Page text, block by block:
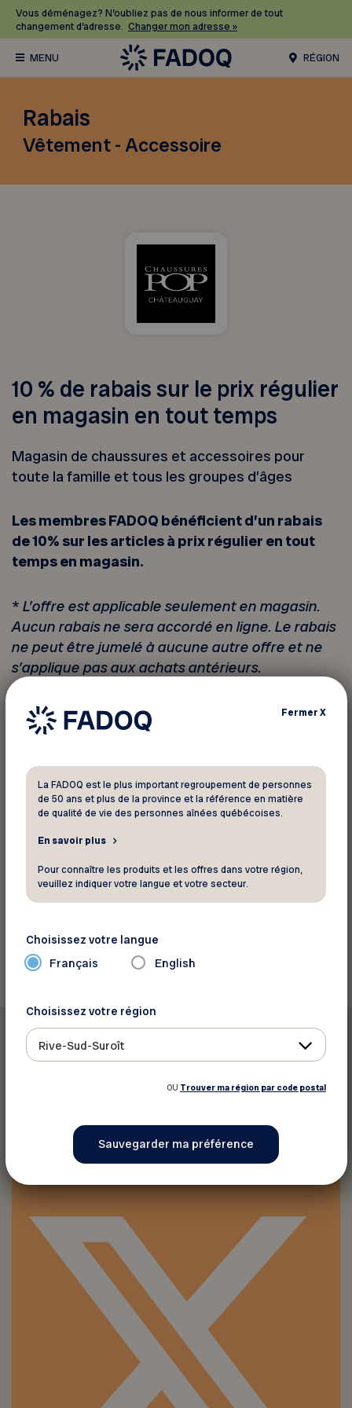
Vous déménagez? N’oubliez pas de nous informer de tout
changement d’adresse. Changer mon adresse »
RÉGION
Rabais
Vêtement - Accessoire
10 % de rabais sur le prix régulier
en magasin en tout temps
Magasin de chaussures et accessoires pour
toute la famille et tous les groupes d’âges
Les membres FADOQ bénéficient d’un rabais
de 10% sur les articles à prix régulier en tout
temps en magasin.
*L’offre est applicable seulement en magasin.
Aucun rabais ne sera accordé en ligne. Le rabais
ne peut être jumelé à aucune autre offre et ne
s’applique pas aux achats antérieurs.
Pour informations
Chaussures Pop Châteauguay
238 boulevard Saint-Jean-Baptiste
Châteauguay Québec J6K 3C1
Téléphone :450 844-3212
Voir la carte
Partager sur :
FermerX
La FADOQ est le plus important regroupement de personnes
de 50 ans et plus de la province et la référence en matière
de qualité de vie des personnes aînées québécoises.
En savoir plus
Pour connaître les produits et les offres dans votre région,
veuillez indiquer votre langue et votre secteur.
Choisissez votre langue
Français English
Choisissez votre région
Rive-Sud-Suroît
OU Trouver ma région par code postal